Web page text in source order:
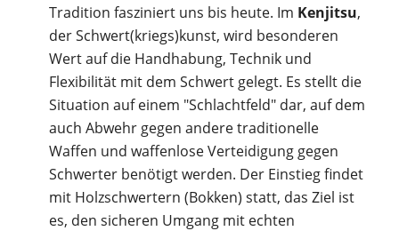
Tradition fasziniert uns bis heute. Im Kenjitsu,
der Schwert(kriegs)kunst, wird besonderen
Wert auf die Handhabung, Technik und
Flexibilität mit dem Schwert gelegt. Es stellt die
Situation auf einem "Schlachtfeld" dar, auf dem
auch Abwehr gegen andere traditionelle
Waffen und waffenlose Verteidigung gegen
Schwerter benötigt werden. Der Einstieg findet
mit Holzschwertern (Bokken) statt, das Ziel ist
es, den sicheren Umgang mit echten